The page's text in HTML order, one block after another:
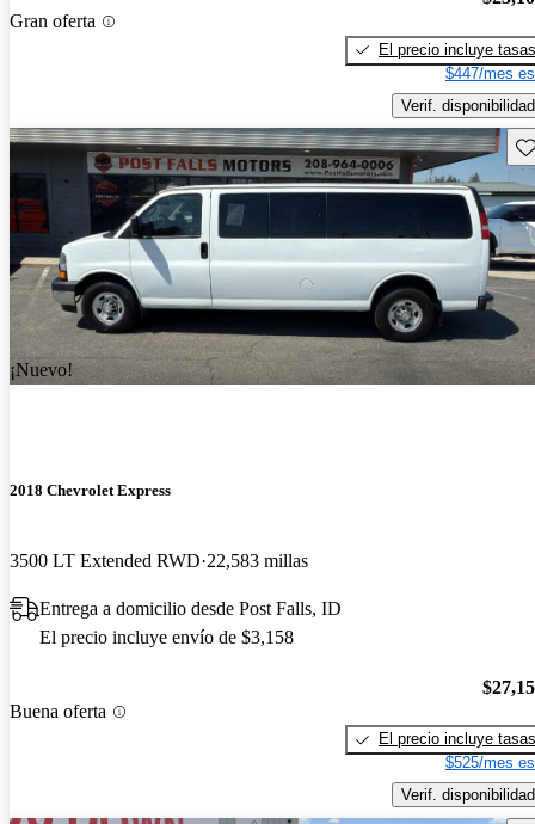
Gran oferta
El precio incluye tasas
$447/mes
Verif. disponibilidad
¡Nuevo!
2018 Chevrolet Express
3500 LT Extended RWD 22,583 millas
Entrega a domicilio desde Post Falls, ID
El precio incluye envío de $3,158
Buena oferta
El precio incluye tasas
$525/mes
Verif. disponibilidad